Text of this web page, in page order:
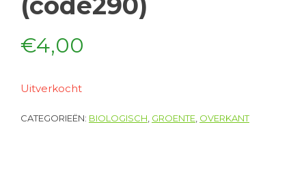
€4,00
Uitverkocht
CATEGORIEËN: BIOLOGISCH GROENTE OVERKANT